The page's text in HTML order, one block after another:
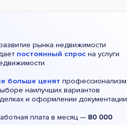
рынка недвижимости
постоянный спросна услуги
больше ценят профессионализм
наилучших вариантов
и оформлении документации
плата в месяц — 80 000